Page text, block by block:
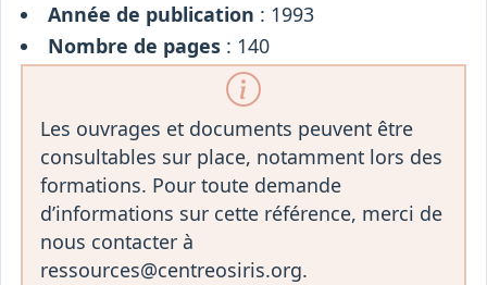
Année de publication : 1993
Nombre de pages: 140
Les ouvrages et documents peuvent être
consultables sur place, notamment lors des
formations. Pour toute demande
d’informations sur cette référence, merci de
nous contacter à
ressources@centreosiris.org.